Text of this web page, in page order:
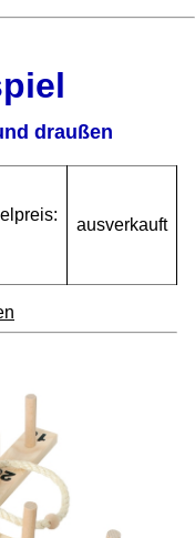
draußen
ausverkauft